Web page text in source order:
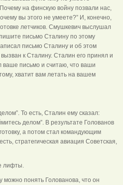
на финскую войну позвали нас,
вы этого не умеете?” И, конечно,
летчиков. Смушкевич выслушал
письмо Сталину по этому
письмо Сталину и об этом
к Сталину. Сталин его принял и
ваше письмо и считаю, что ваши
хватит вам летать на вашем
То есть, Сталин ему сказал:
делом”. В результате Голованов
а потом стал командующим
стратегическая авиация Советская,
лифты.
можно понять Голованова, что он